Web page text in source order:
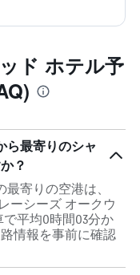
ド ホテル予
ら最寄りのシャ
？
寄りの空港は、
ーシーズ オークウ
平均0時間03分か
情報を事前に確認